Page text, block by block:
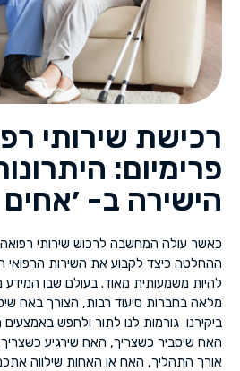
רכישת שירותי
פרימיום:
הישירה ב- ׳אחים
כאשר עולה המחשבה לרכוש שירותי
ההחלטה כיצד לקבוע את השירות הרפואי
להיות משמעותית מאוד. בעולם שבו המידע
מלאה בחברות סיעוד רבות, הצורך באח
ביקירנו גורמות לנו לתור ולחפש
האח שיסביר כשצריך, האח שירגיע
אורך התהליך, האח או האחות שילווה